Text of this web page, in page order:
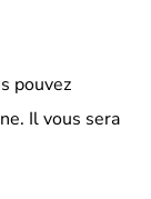
pouvez
Il vous sera